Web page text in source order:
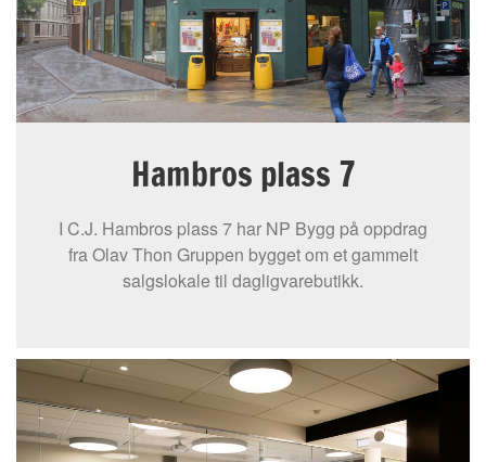
Hambros plass 7
I C.J. Hambros plass 7 har NP Bygg på oppdrag
fra Olav Thon Gruppen bygget om et gammelt
salgslokale til dagligvarebutikk.